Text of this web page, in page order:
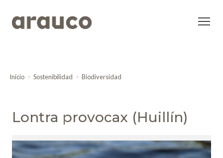
Inicio Sostenibilidad Biodiversidad
Lontra provocax (Huillín)